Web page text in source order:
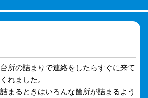
台所の詰まりで連絡をしたらすぐに来て
くれました。
詰まるときはいろんな箇所が詰まるよう